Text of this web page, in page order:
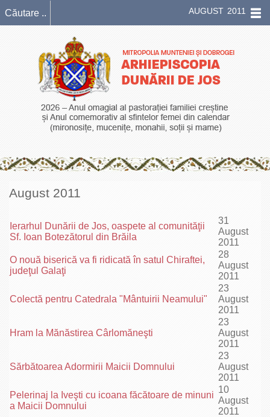
AUGUST 2011
August 2011
Ierarhul Dunării de Jos, oaspete al comunităţii
Sf. Ioan Botezătorul din Brăila
31
August
2011
O nouă biserică va fi ridicată în satul Chiraftei,
judeţul Galaţi
28
August
2011
Colectă pentru Catedrala "Mântuirii Neamului"
23
August
2011
Hram la Mănăstirea Cârlomăneşti
23
August
2011
Sărbătoarea Adormirii Maicii Domnului
23
August
2011
Pelerinaj la Iveşti cu icoana făcătoare de minuni
a Maicii Domnului
10
August
2011